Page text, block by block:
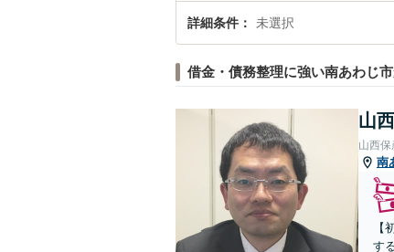
詳細条件 未選択
借金・債務整理に強い南あわじ
山
山西
南
【
す